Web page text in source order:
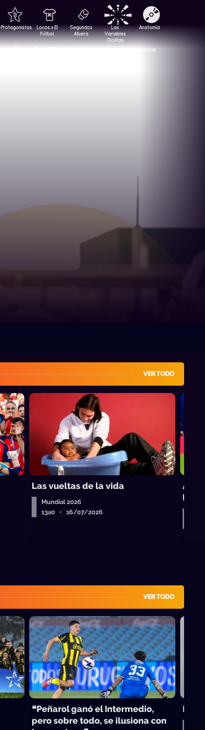
Protagonistas
Locos x El
Fútbol
Segundos
Afuera
Las
Variables
Ocultas
Anatomía
Contacto Comercial
VER TODO
Las vueltas de la vida
Mundial 2026
13a0 • 16/07/2026
VER TODO
❝Peñarol ganó el Intermedio,
pero sobre todo, se ilusiona con